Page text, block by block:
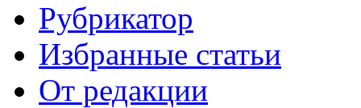
Рубрикатор
Избранные статьи
От редакции